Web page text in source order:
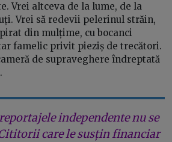
Vrei altceva de la lume, de la
Vrei să redevii pelerinul străin,
din mulțime, cu bocanci
famelic privit pieziș de trecători.
de supraveghere îndreptată
independente nu se
care le susțin financiar